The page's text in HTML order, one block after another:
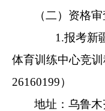
（二）资格
1.报考新疆
体育训练中心竞
26160199）
地址：乌鲁